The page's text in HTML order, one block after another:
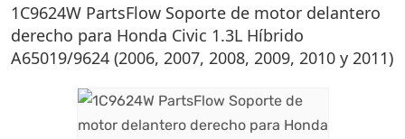
1C9624W PartsFlow Soporte de motor delantero
derecho para Honda Civic 1.3L Híbrido
A65019/9624 (2006, 2007, 2008, 2009, 2010 y 2011)